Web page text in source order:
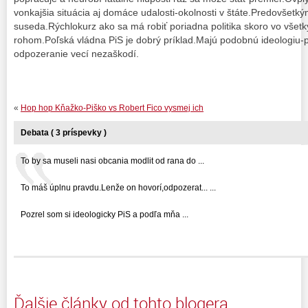
vonkajšia situácia aj domáce udalosti-okolnosti v
suseda.Rýchlokurz ako sa má robiť poriadna politika skoro vo
rohom.Poľská vládna PiS je dobrý príklad.Majú podobnú ideologiu-
odpozeranie vecí nezaškodí.
« Hop hop Kňažko-Piško vs Robert Fico vysmej ich
Debata ( 3 príspevky )
To by sa museli nasi obcania modlit od rana do ...
To máš úplnu pravdu.Lenže on hovorí,odpozerat... ...
Pozrel som si ideologicky PiS a podľa mňa ...
Ďalšie články od tohto blogera